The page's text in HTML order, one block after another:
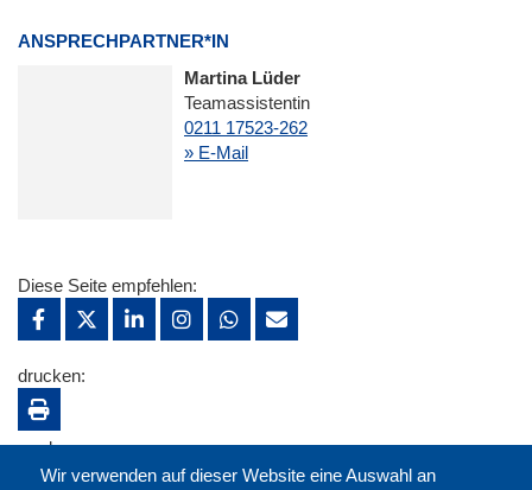
ANSPRECHPARTNER*IN
Martina Lüder
Teamassistentin
0211 17523-262
» E-Mail
Wir verwenden auf dieser Website eine Auswahl an
Diese Seite empfehlen:
drucken:
merken: